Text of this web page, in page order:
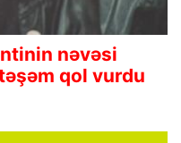
nəvəsi
qol vurdu